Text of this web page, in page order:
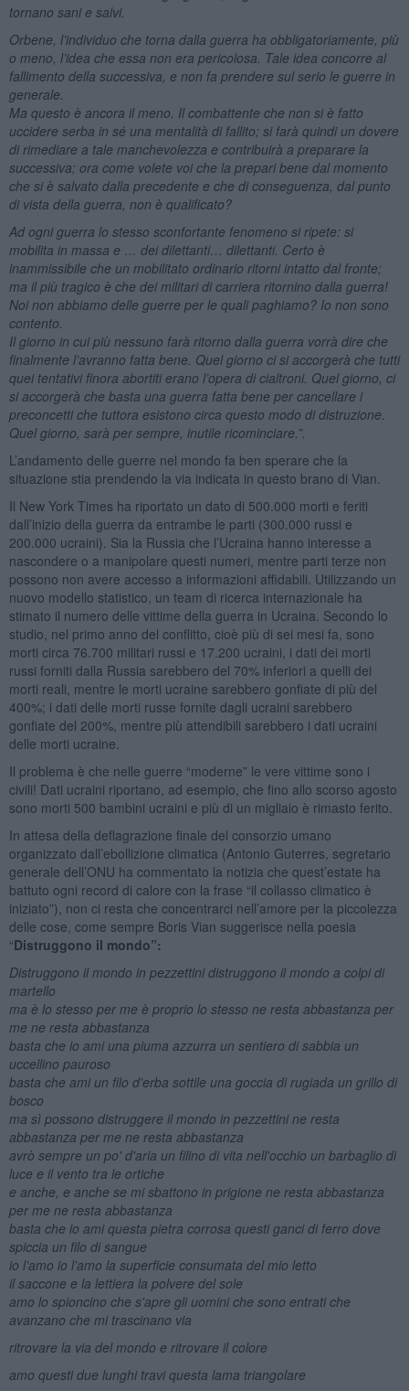
tornano sani e salvi.
Orbene, l’individuo che torna dalla guerra ha obbligatoriamente, più
o meno, l’idea che essa non era pericolosa. Tale idea concorre al
fallimento della successiva, e non fa prendere sul serio le guerre in
generale.
Ma questo è ancora il meno. Il combattente che non si è fatto
uccidere serba in sé una mentalità di fallito; si farà quindi un dovere
di rimediare a tale manchevolezza e contribuirà a preparare la
successiva; ora come volete voi che la prepari bene dal momento
che si è salvato dalla precedente e che di conseguenza, dal punto
di vista della guerra, non è qualificato?
Ad ogni guerra lo stesso sconfortante fenomeno si ripete: si
mobilita in massa e … dei dilettanti… dilettanti. Certo è
inammissibile che un mobilitato ordinario ritorni intatto dal fronte;
ma il più tragico è che dei militari di carriera ritornino dalla guerra!
Noi non abbiamo delle guerre per le quali paghiamo? Io non sono
contento.
Il giorno in cui più nessuno farà ritorno dalla guerra vorrà dire che
finalmente l’avranno fatta bene. Quel giorno ci si accorgerà che tutti
quei tentativi finora abortiti erano l’opera di cialtroni. Quel giorno, ci
si accorgerà che basta una guerra fatta bene per cancellare i
preconcetti che tuttora esistono circa questo modo di distruzione.
Quel giorno, sarà per sempre, inutile ricominciare.”.
L’andamento delle guerre nel mondo fa ben sperare che la
situazione stia prendendo la via indicata in questo brano di Vian.
Il New York Times ha riportato un dato di 500.000 morti e feriti
dall’inizio della guerra da entrambe le parti (300.000 russi e
200.000 ucraini). Sia la Russia che l’Ucraina hanno interesse a
nascondere o a manipolare questi numeri, mentre parti terze non
possono non avere accesso a informazioni affidabili. Utilizzando un
nuovo modello statistico, un team di ricerca internazionale ha
stimato il numero delle vittime della guerra in Ucraina. Secondo lo
studio, nel primo anno del conflitto, cioè più di sei mesi fa, sono
morti circa 76.700 militari russi e 17.200 ucraini, i dati dei morti
russi forniti dalla Russia sarebbero del 70% inferiori a quelli dei
morti reali, mentre le morti ucraine sarebbero gonfiate di più del
400%; i dati delle morti russe fornite dagli ucraini sarebbero
gonfiate del 200%, mentre più attendibili sarebbero i dati ucraini
delle morti ucraine.
Il problema è che nelle guerre “moderne” le vere vittime sono i
civili! Dati ucraini riportano, ad esempio, che fino allo scorso agosto
sono morti 500 bambini ucraini e più di un migliaio è rimasto ferito.
In attesa della deflagrazione finale del consorzio umano
organizzato dall’ebollizione climatica (Antonio Guterres, segretario
generale dell’ONU ha commentato la notizia che quest’estate ha
battuto ogni record di calore con la frase “il collasso climatico è
iniziato”), non ci resta che concentrarci nell’amore per la piccolezza
delle cose, come sempre Boris Vian suggerisce nella poesia
“Distruggono il mondo”:
Distruggono il mondo in pezzettini distruggono il mondo a colpi di
martello
ma è lo stesso per me è proprio lo stesso ne resta abbastanza per
me ne resta abbastanza
basta che io ami una piuma azzurra un sentiero di sabbia un
uccellino pauroso
basta che ami un filo d'erba sottile una goccia di rugiada un grillo di
bosco
ma sì possono distruggere il mondo in pezzettini ne resta
abbastanza per me ne resta abbastanza
avrò sempre un po' d'aria un filino di vita nell'occhio un barbaglio di
luce e il vento tra le ortiche
e anche, e anche se mi sbattono in prigione ne resta abbastanza
per me ne resta abbastanza
basta che io ami questa pietra corrosa questi ganci di ferro dove
spiccia un filo di sangue
io l’amo io l’amo la superficie consumata del mio letto
il saccone e la lettiera la polvere del sole
amo lo spioncino che s'apre gli uomini che sono entrati che
avanzano che mi trascinano via
ritrovare la via del mondo e ritrovare il colore
amo questi due lunghi travi questa lama triangolare